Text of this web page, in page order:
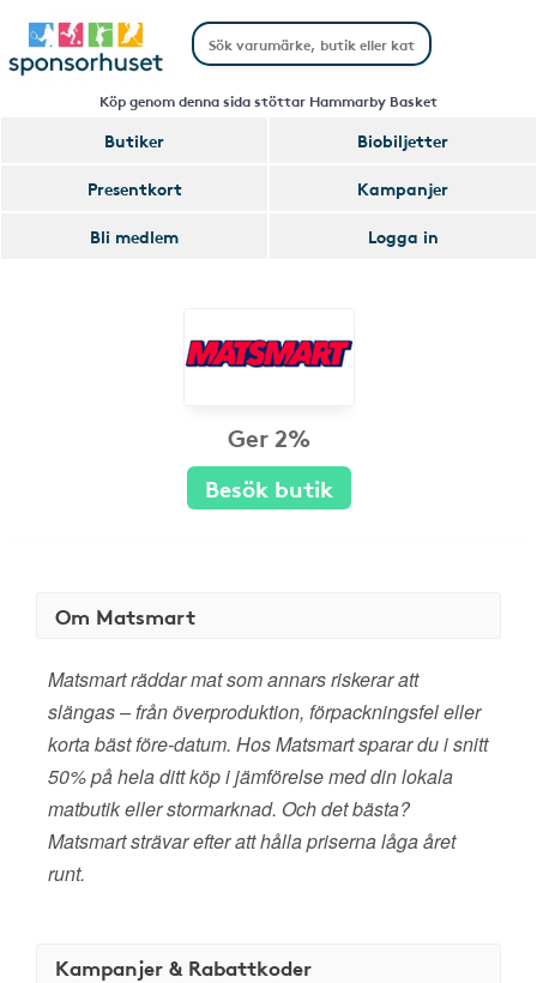
Köp genom denna sida stöttar Hammarby Basket
Butiker
Biobiljetter
Presentkort
Kampanjer
Bli medlem
Logga in
Ger 2%
Besök butik
Om Matsmart
Matsmart räddar mat som annars riskerar att
slängas – från överproduktion, förpackningsfel eller
korta bäst före-datum. Hos Matsmart sparar du i snitt
50% på hela ditt köp i jämförelse med din lokala
matbutik eller stormarknad. Och det bästa?
Matsmart strävar efter att hålla priserna låga året
runt.
Kampanjer & Rabattkoder